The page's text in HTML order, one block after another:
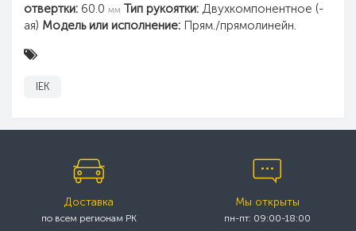
отвертки: 60.0 мм Тип рукоятки: Двухкомпонентное (-
ая) Модель или исполнение: Прям./прямолинейн.
IEK
Доставка
по всем регионам РК
Мы открыты
пн-пт: 09:00-18:00